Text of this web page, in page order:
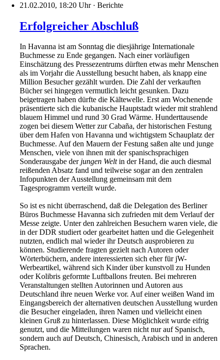
21.02.2010, 18:20 Uhr· Berichte
Erfolgreicher Abschluß
In Havanna ist am Sonntag die diesjährige Internationale
Buchmesse zu Ende gegangen. Nach einer vorläufigen
Einschätzung des Pressezentrums dürften etwas mehr Menschen
als im Vorjahr die Ausstellung besucht haben, als knapp eine
Million Besucher gezählt wurden. Die Zahl der verkauften
Bücher sei hingegen vermutlich leicht gesunken. Dazu
beigetragen haben dürfte die Kältewelle. Erst am Wochenende
präsentierte sich die kubanische Hauptstadt wieder mit strahlend
blauem Himmel und rund 30 Grad Wärme. Hunderttausende
zogen bei diesem Wetter zur Cabaña, der historischen Festung
über dem Hafen von Havanna und wichtigstem Schauplatz der
Buchmesse. Auf den Mauern der Festung saßen alte und junge
Menschen, viele von ihnen mit der spanischsprachigen
Sonderausgabe der jungen Weltin der Hand, die auch diesmal
reißenden Absatz fand und teilweise sogar an den zentralen
Infopunkten der Ausstellung gemeinsam mit dem
Tagesprogramm verteilt wurde.
So ist es nicht überraschend, daß die Delegation des Berliner
Büros Buchmesse Havanna sich zufrieden mit dem Verlauf der
Messe zeigte. Unter den zahlreichen Besuchern waren viele, die
in der DDR studiert oder gearbeitet hatten und die Gelegenheit
nutzten, endlich mal wieder ihr Deutsch ausprobieren zu
können. Studierende fragten gezielt nach Autoren oder
Wörterbüchern, andere interessierten sich eher für jW-
Werbeartikel, während sich Kinder über kunstvoll zu Hunden
oder Kolibris geformte Luftballons freuten. Bei mehreren
Veranstaltungen stellten Autorinnen und Autoren aus
Deutschland ihre neuen Werke vor. Auf einer weißen Wand im
Eingangsbereich der alternativen deutschen Ausstellung wurden
die Besucher eingeladen, ihren Namen und vielleicht einen
kleinen Gruß zu hinterlassen. Diese Möglichkeit wurde eifrig
genutzt, und die Mitteilungen waren nicht nur auf Spanisch,
sondern auch auf Deutsch, Chinesisch, Arabisch und in anderen
Sprachen.